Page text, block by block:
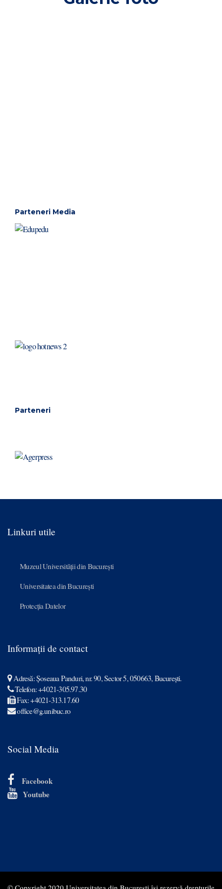
Parteneri Media
Parteneri
Linkuri utile
Muzeul Universității din București
Universitatea din București
Protecția Datelor
Informații de contact
Adresă: Șoseaua Panduri, nr. 90, Sector 5, 050663, Bucureşti.
Telefon: +4021-305.97.30
Fax: +4021-313.17.60
office@g.unibuc.ro
Social Media
 Facebook
 Youtube